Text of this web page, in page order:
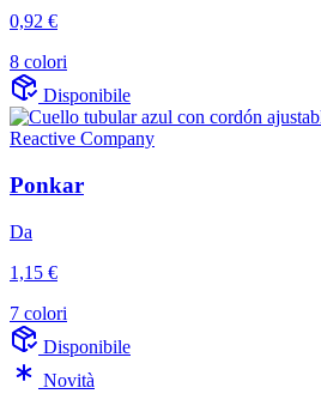
0,92 €
8 colori
Disponibile
Ponkar
Da
1,15 €
7 colori
Disponibile
Novità